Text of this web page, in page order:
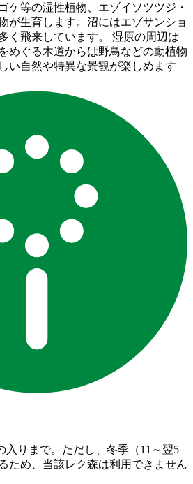
ケ等の湿性植物、エゾイソツツジ・
が生育します。沼にはエゾサンショ
く飛来しています。 湿原の周辺は
めぐる木道からは野鳥などの動植物
い自然や特異な景観が楽しめます
入りまで。ただし、冬季（11～翌5
ため、当該レク森は利用できません